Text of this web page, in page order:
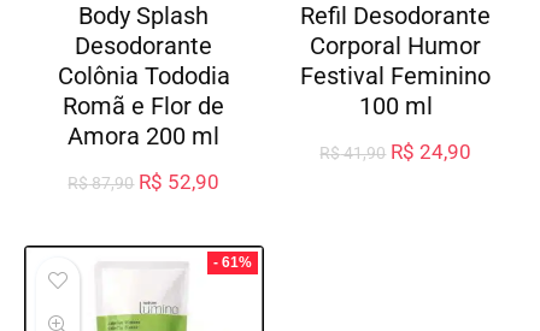
Body Splash
Desodorante
Colônia Tododia
Romã e Flor de
Amora 200 ml
R$87,90 R$ 52,90
Refil Desodorante
Corporal Humor
Festival Feminino
100 ml
R$41,90 R$ 24,90
- 61%